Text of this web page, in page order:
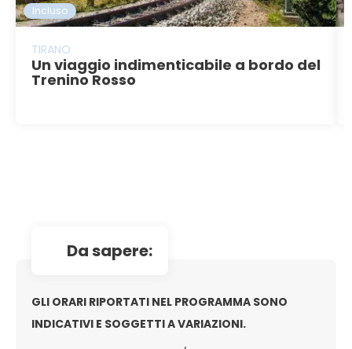
Incluso
TIRANO
Un viaggio indimenticabile a bordo del
Trenino Rosso
da sapere:
GLI ORARI RIPORTATI NEL PROGRAMMA SONO
INDICATIVI E SOGGETTI A VARIAZIONI.